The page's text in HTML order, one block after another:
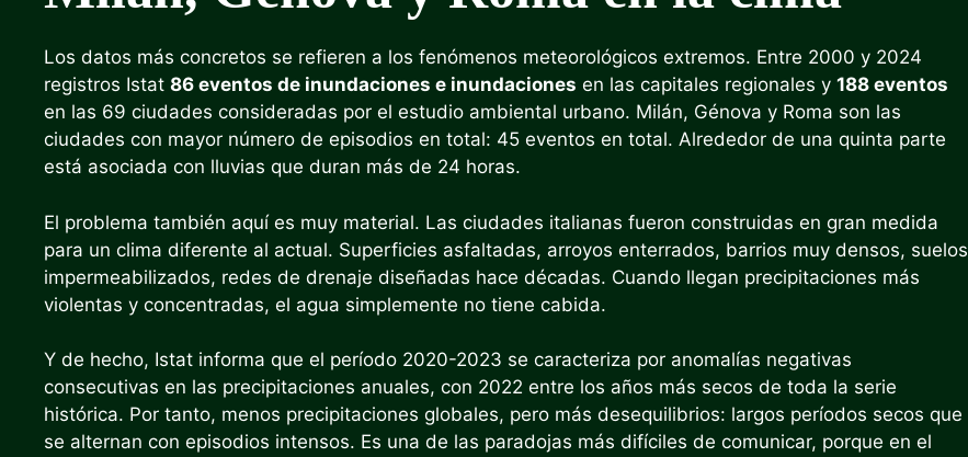
Los datos más concretos se refieren a los fenómenos meteorológicos extremos. Entre 2000 y 2024
registros Istat 86 eventos de inundaciones e inundaciones en las capitales regionales y 188 eventos
en las 69 ciudades consideradas por el estudio ambiental urbano. Milán, Génova y Roma son las
ciudades con mayor número de episodios en total: 45 eventos en total. Alrededor de una quinta parte
está asociada con lluvias que duran más de 24 horas.
El problema también aquí es muy material. Las ciudades italianas fueron construidas en gran medida
para un clima diferente al actual. Superficies asfaltadas, arroyos enterrados, barrios muy densos, suelos
impermeabilizados, redes de drenaje diseñadas hace décadas. Cuando llegan precipitaciones más
violentas y concentradas, el agua simplemente no tiene cabida.
Y de hecho, Istat informa que el período 2020-2023 se caracteriza por anomalías negativas
consecutivas en las precipitaciones anuales, con 2022 entre los años más secos de toda la serie
histórica. Por tanto, menos precipitaciones globales, pero más desequilibrios: largos períodos secos que
se alternan con episodios intensos. Es una de las paradojas más difíciles de comunicar, porque en el